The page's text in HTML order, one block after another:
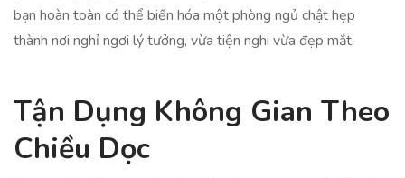
bạn hoàn toàn có thể biến hóa một phòng ngủ chật hẹp
thành nơi nghỉ ngơi lý tưởng, vừa tiện nghi vừa đẹp mắt.
Tận Dụng Không Gian Theo
Chiều Dọc